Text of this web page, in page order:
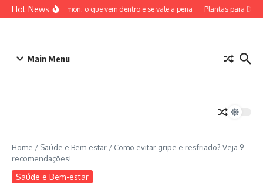
Ir para o conteúdo
Hot NewsETB Pokémon: o que vem dentro e se vale a pena Plantas para
Main Menu
Home / Saúde e Bem-estar / Como evitar gripe e resfriado? Veja 9
recomendações!
Saúde e Bem-estar